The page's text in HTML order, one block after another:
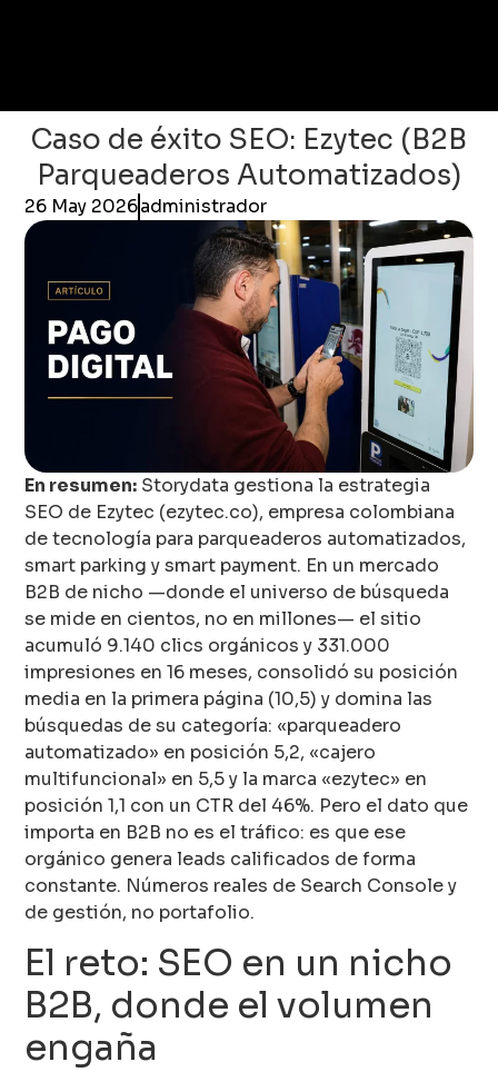
Caso de éxito SEO: Ezytec (B2B
Parqueaderos Automatizados)
26 May 2026administrador
En resumen: Storydata gestiona la estrategia
SEO de Ezytec (ezytec.co), empresa colombiana
de tecnología para parqueaderos automatizados,
smart parking y smart payment. En un mercado
B2B de nicho —donde el universo de búsqueda
se mide en cientos, no en millones— el sitio
acumuló 9.140 clics orgánicos y 331.000
impresiones en 16 meses, consolidó su posición
media en la primera página (10,5) y domina las
búsquedas de su categoría: «parqueadero
automatizado» en posición 5,2, «cajero
multifuncional» en 5,5 y la marca «ezytec» en
posición 1,1 con un CTR del 46%. Pero el dato que
importa en B2B no es el tráfico: es que ese
orgánico genera leads calificados de forma
constante. Números reales de Search Console y
de gestión, no portafolio.
El reto: SEO en un nicho
B2B, donde el volumen
engaña